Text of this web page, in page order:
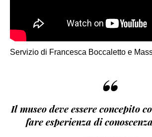
Servizio di Francesca Boccaletto e
“
Il museo deve essere concepito
fare esperienza di